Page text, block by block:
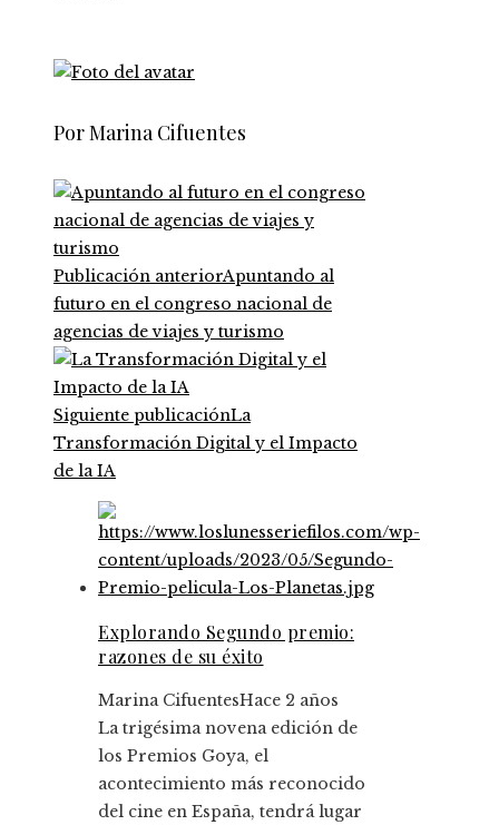
Por Marina Cifuentes
Publicación anteriorApuntando al
futuro en el congreso nacional de
agencias de viajes y turismo
Siguiente publicaciónLa
Transformación Digital y el Impacto
de la IA
Explorando Segundo premio:
razones de su éxito
Marina CifuentesHace 2 años
La trigésima novena edición de
los Premios Goya, el
acontecimiento más reconocido
del cine en España, tendrá lugar